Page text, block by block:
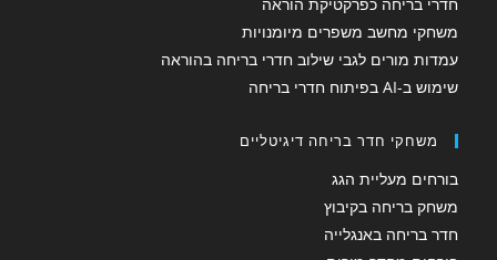
משחקי מחשב משפרים מיומנויות
עמדות מורים לגבי שילוב חדרי בריחה בהוראה
שימוש ב-AI בפיתוח חדרי בריחה
משחקי חדר בריחה דיגיטליים
בורחים מעליית הגג
משחק בריחה בקיבוץ
חדר בריחה באנגלייה